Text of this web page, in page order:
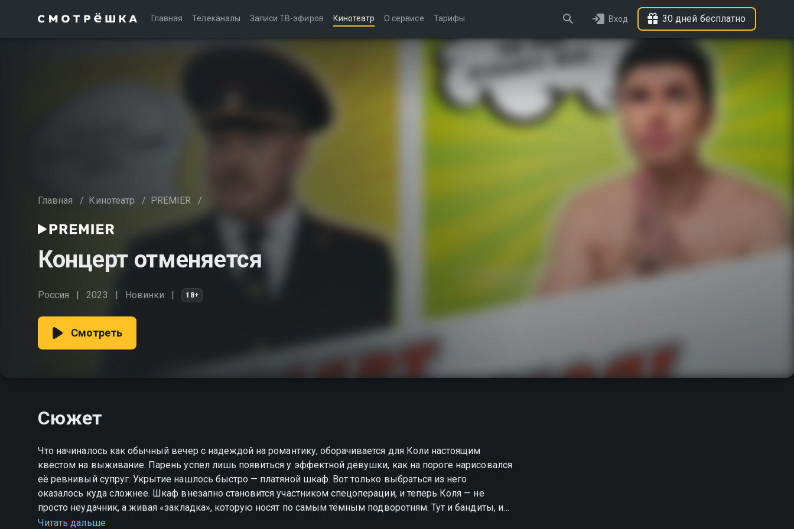
Главная Телеканалы Записи ТВ-эфиров Кинотеатр О сервисе Тарифы Вход 30 дней бесплатно
Главная / Кинотеатр / PREMIER /
Концерт отменяется
Россия 2023 Новинки 18+
Смотреть
Сюжет
Что начиналось как обычный вечер с надеждой на романтику, оборачивается для Коли настоящим
квестом на выживание. Парень успел лишь появиться у эффектной девушки, как на пороге нарисовался
её ревнивый супруг. Укрытие нашлось быстро — платяной шкаф. Вот только выбраться из него
оказалось куда сложнее. Шкаф внезапно становится участником спецоперации, и теперь Коля — не
просто неудачник, а живая «закладка», которую носят по самым тёмным подворотням. Тут и бандиты, и
болота, и случайные спасители. Одна нелепая встреча запускает цепь событий, из которых не выбраться
Читать дальше